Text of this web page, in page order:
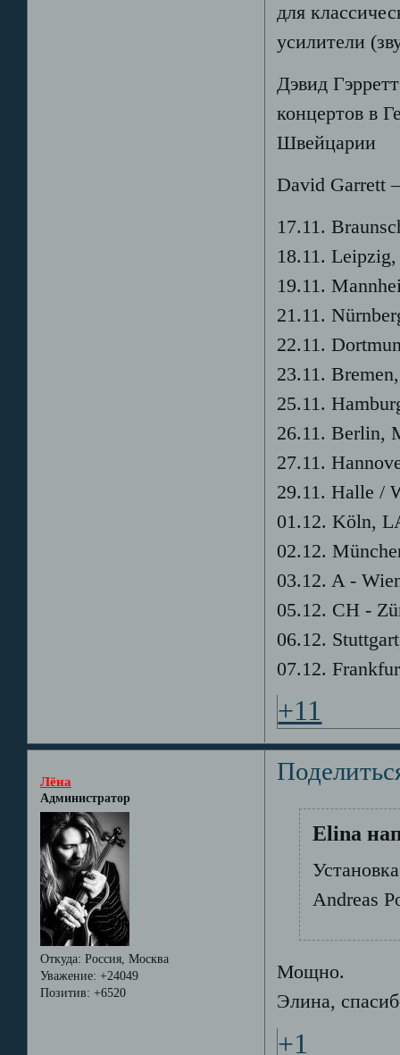
для
усилители
Дэвид
концертов в
Швейцарии
David Garrett
17.11.
18.11.
19.11.
21.11.
22.11.
23.11.
25.11.
26.11. Berlin,
27.11.
29.11. Halle /
01.12. Köln,
02.12.
03.12. A -
05.12. CH -
06.12.
07.12.
+11
Лёна
Администратор
Откуда: Россия, Москва
Уважение: +24049
Позитив: +6520
Elina
Andreas
Мощно.
Элина,
+1